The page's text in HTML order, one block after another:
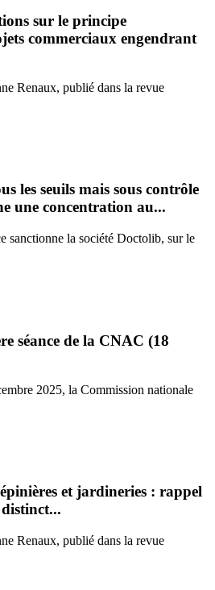
sur le principe
commerciaux engendrant
Renaux, publié dans la revue
les seuils mais sous contrôle
une concentration au...
sanctionne la société Doctolib, sur le
séance de la CNAC (18
2025, la Commission nationale
et jardineries : rappel
Renaux, publié dans la revue